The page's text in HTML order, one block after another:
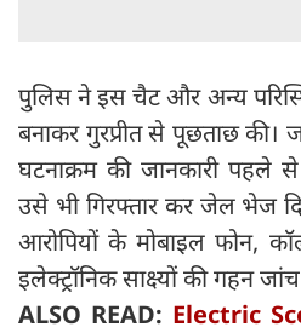
पुलिस ने इस चैट और अन्य
बनाकर गुरप्रीत से पूछताछ
घटनाक्रम की जानकारी पहले
उसे भी गिरफ्तार कर जेल भेज
आरोपियों के मोबाइल फोन,
इलेक्ट्रॉनिक साक्ष्यों की गहन
ALSO READ: Electric